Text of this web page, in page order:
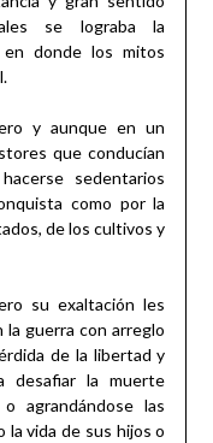
se lograba la
donde los mitos
y aunque en un
que conducían
sedentarios
como por la
de los cultivos y
su exaltación les
guerra con arreglo
de la libertad y
desafiar la muerte
agrandándose las
la vida de sus hijos o